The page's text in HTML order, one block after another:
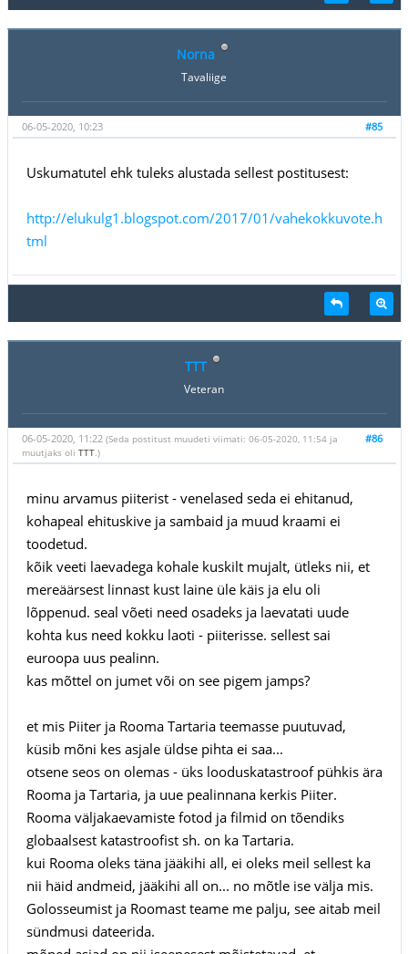
Norna
Tavaliige
#85
06-05-2020, 10:23
Uskumatutel ehk tuleks alustada sellest postitusest:
http://elukulg1.blogspot.com/2017/01/vahekokkuvote.h
tml
TTT
Veteran
#86
06-05-2020, 11:22 (Seda postitust muudeti viimati: 06-05-2020, 11:54 ja
muutjaks oli TTT.)
minu arvamus piiterist - venelased seda ei ehitanud,
kohapeal ehituskive ja sambaid ja muud kraami ei
toodetud.
kõik veeti laevadega kohale kuskilt mujalt, ütleks nii, et
mereäärsest linnast kust laine üle käis ja elu oli
lõppenud. seal võeti need osadeks ja laevatati uude
kohta kus need kokku laoti - piiterisse. sellest sai
euroopa uus pealinn.
kas mõttel on jumet või on see pigem jamps?
et mis Piiter ja Rooma Tartaria teemasse puutuvad,
küsib mõni kes asjale üldse pihta ei saa...
otsene seos on olemas - üks looduskatastroof pühkis ära
Rooma ja Tartaria, ja uue pealinnana kerkis Piiter.
Rooma väljakaevamiste fotod ja filmid on tõendiks
globaalsest katastroofist sh. on ka Tartaria.
kui Rooma oleks täna jääkihi all, ei oleks meil sellest ka
nii häid andmeid, jääkihi all on... no mõtle ise välja mis.
Golosseumist ja Roomast teame me palju, see aitab meil
sündmusi dateerida.